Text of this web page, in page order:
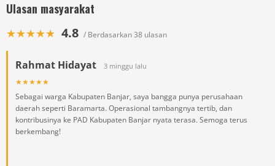
Ulasan masyarakat
★★★★★ 4.8 / Berdasarkan 38 ulasan
Rahmat Hidayat 3 minggu lalu
★★★★★
Sebagai warga Kabupaten Banjar, saya bangga punya perusahaan
daerah seperti Baramarta. Operasional tambangnya tertib, dan
kontribusinya ke PAD Kabupaten Banjar nyata terasa. Semoga terus
berkembang!